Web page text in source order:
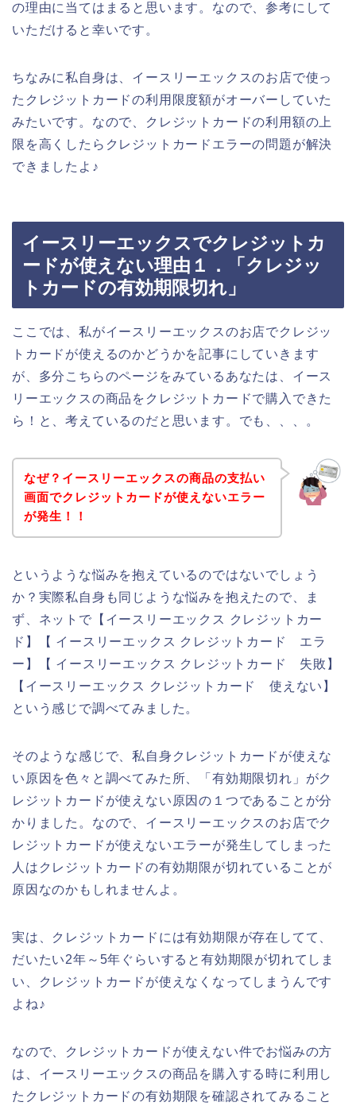
の理由に当てはまると思います。なので、参考にして
いただけると幸いです。
ちなみに私自身は、イースリーエックスのお店で使っ
たクレジットカードの利用限度額がオーバーしていた
みたいです。なので、クレジットカードの利用額の上
限を高くしたらクレジットカードエラーの問題が解決
できましたよ♪
イースリーエックスでクレジットカ
ードが使えない理由１．「クレジッ
トカードの有効期限切れ」
ここでは、私がイースリーエックスのお店でクレジッ
トカードが使えるのかどうかを記事にしていきます
が、多分こちらのページをみているあなたは、イース
リーエックスの商品をクレジットカードで購入できた
ら！と、考えているのだと思います。でも、、、。
なぜ？イースリーエックスの商品の支払い
画面でクレジットカードが使えないエラー
が発生！！
というような悩みを抱えているのではないでしょう
か？実際私自身も同じような悩みを抱えたので、ま
ず、ネットで【イースリーエックス クレジットカー
ド】【 イースリーエックス クレジットカード エラ
ー】【 イースリーエックス クレジットカード 失敗】
【イースリーエックス クレジットカード 使えない】
という感じで調べてみました。
そのような感じで、私自身クレジットカードが使えな
い原因を色々と調べてみた所、「有効期限切れ」がク
レジットカードが使えない原因の１つであることが分
かりました。なので、イースリーエックスのお店でク
レジットカードが使えないエラーが発生してしまった
人はクレジットカードの有効期限が切れていることが
原因なのかもしれませんよ。
実は、クレジットカードには有効期限が存在してて、
だいたい2年～5年ぐらいすると有効期限が切れてしま
い、クレジットカードが使えなくなってしまうんです
よね♪
なので、クレジットカードが使えない件でお悩みの方
は、イースリーエックスの商品を購入する時に利用し
たクレジットカードの有効期限を確認されてみること